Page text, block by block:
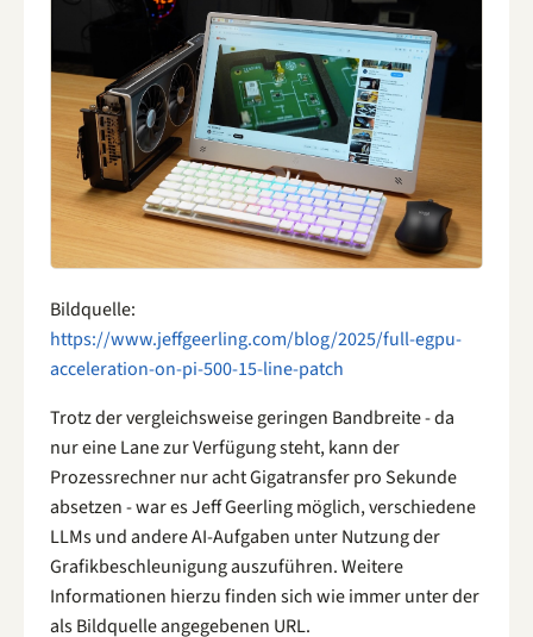
Bildquelle:
https://www.jeffgeerling.com/blog/2025/full-egpu-
acceleration-on-pi-500-15-line-patch
Trotz der vergleichsweise geringen Bandbreite - da
nur eine Lane zur Verfügung steht, kann der
Prozessrechner nur acht Gigatransfer pro Sekunde
absetzen - war es Jeff Geerling möglich, verschiedene
LLMs und andere AI-Aufgaben unter Nutzung der
Grafikbeschleunigung auszuführen. Weitere
Informationen hierzu finden sich wie immer unter der
als Bildquelle angegebenen URL.